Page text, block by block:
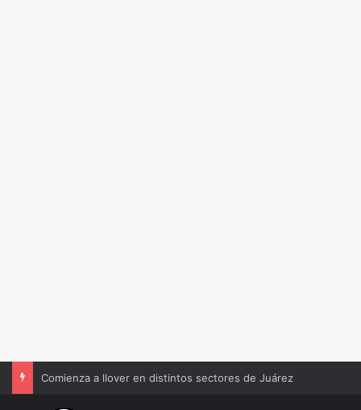
Comienza a llover en distintos sectores de Juárez